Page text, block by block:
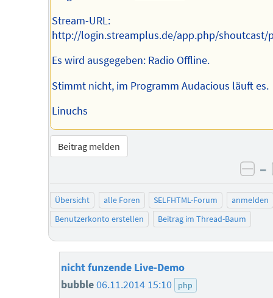
Stream-URL:
http://login.streamplus.de/app.php/
Es wird ausgegeben: Radio Offline.
Stimmt nicht, im Programm Audacious läuft es.
Linuchs
Beitrag melden
–
Übersicht alle Foren SELFHTML-Forum
anmelden
Benutzerkonto erstellen
Beitrag im Thread-Baum
nicht funzende Live-Demo
bubble06.11.2014 15:10 php